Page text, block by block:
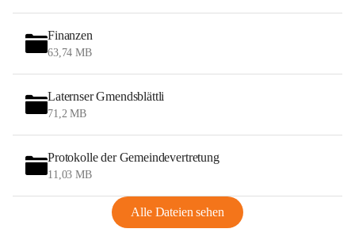
Finanzen
63,74 MB
Laternser Gmendsblättli
71,2 MB
Protokolle der Gemeindevertretung
11,03 MB
Alle Dateien sehen